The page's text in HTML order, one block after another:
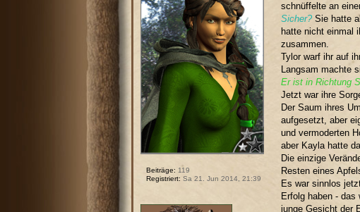
schnüffelte an
Sicher?Sie hatte
hatte nicht einmal
zusammen.
Tylor warf ihr auf
Langsam machte
Er ist in Richtung
Jetzt war ihre
Der Saum ihres
aufgesetzt, aber
und vermoderten
aber Kayla hatte
Die einzige
Resten eines
Es war sinnlos
Erfolg haben -
junge Gesicht der
Beiträge: 119
Registriert: Sa 21. Jun 2014, 21:39